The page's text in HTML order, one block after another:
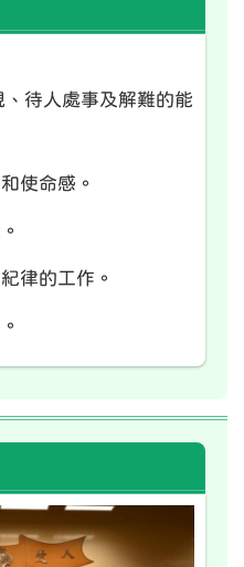
待人處事及解難的能
使命感。
律的工作。